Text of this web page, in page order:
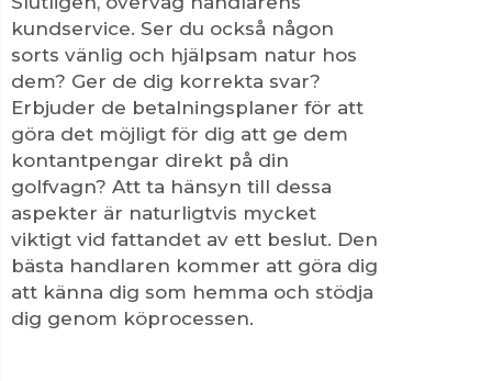
kundservice. Ser du också någon
sorts vänlig och hjälpsam natur hos
dem? Ger de dig korrekta svar?
Erbjuder de betalningsplaner för att
göra det möjligt för dig att ge dem
kontantpengar direkt på din
golfvagn? Att ta hänsyn till dessa
aspekter är naturligtvis mycket
viktigt vid fattandet av ett beslut. Den
bästa handlaren kommer att göra dig
att känna dig som hemma och stödja
dig genom köprocessen.